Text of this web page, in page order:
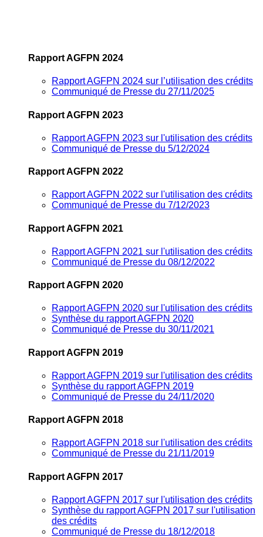
Rapport AGFPN 2024
Rapport AGFPN 2024 sur l’utilisation des crédits
Communiqué de Presse du 27/11/2025
Rapport AGFPN 2023
Rapport AGFPN 2023 sur l'utilisation des crédits
Communiqué de Presse du 5/12/2024
Rapport AGFPN 2022
Rapport AGFPN 2022 sur l'utilisation des crédits
Communiqué de Presse du 7/12/2023
Rapport AGFPN 2021
Rapport AGFPN 2021 sur l'utilisation des crédits
Communiqué de Presse du 08/12/2022
Rapport AGFPN 2020
Rapport AGFPN 2020 sur l'utilisation des crédits
Synthèse du rapport AGFPN 2020
Communiqué de Presse du 30/11/2021
Rapport AGFPN 2019
Rapport AGFPN 2019 sur l'utilisation des crédits
Synthèse du rapport AGFPN 2019
Communiqué de Presse du 24/11/2020
Rapport AGFPN 2018
Rapport AGFPN 2018 sur l'utilisation des crédits
Communiqué de Presse du 21/11/2019
Rapport AGFPN 2017
Rapport AGFPN 2017 sur l'utilisation des crédits
Synthèse du rapport AGFPN 2017 sur l'utilisation
des crédits
Communiqué de Presse du 18/12/2018